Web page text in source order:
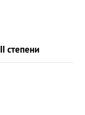
степени